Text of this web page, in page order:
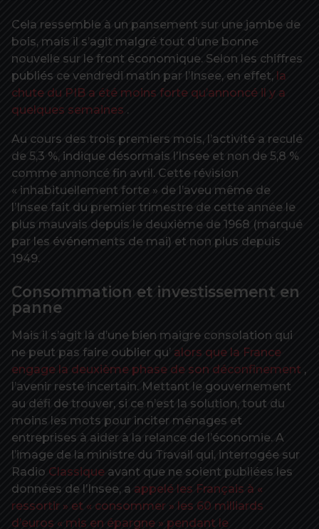
Cela ressemble à un pansement sur une jambe de
bois, mais il s’agit malgré tout d’une bonne
nouvelle sur le front économique. Selon les chiffres
publiés ce vendredi matin par l’Insee, en effet, la
chute du PIB a été moins forte qu’annoncé il y a
quelques semaines .
Au cours des trois premiers mois, l’activité a reculé
de 5,3 %, indique désormais l’Insee et non de 5,8 %
comme annoncé fin avril. Cette révision
« inhabituellement forte » de l’aveu même de
l’Insee fait du premier trimestre de cette année le
plus mauvais depuis le deuxième de 1968 (marqué
par les événements de mai) et non plus depuis
1949.
Consommation et investissement en
panne
Mais il s’agit là d’une bien maigre consolation qui
ne peut pas faire oublier qu’ alors que la France
engage la deuxième phase de son déconfinement ,
l’avenir reste incertain. Mettant le gouvernement
au défi de trouver, si ce n’est la solution, tout du
moins les mots pour inciter ménages et
entreprises à aider à la relance de l’économie. A
l’image de la ministre du Travail qui, interrogée sur
Radio Classique avant que ne soient publiées les
données de l’Insee, a appelé les Français à «
ressortir » et « consommer » les 60 milliards
d’euros « mis en épargne » pendant le